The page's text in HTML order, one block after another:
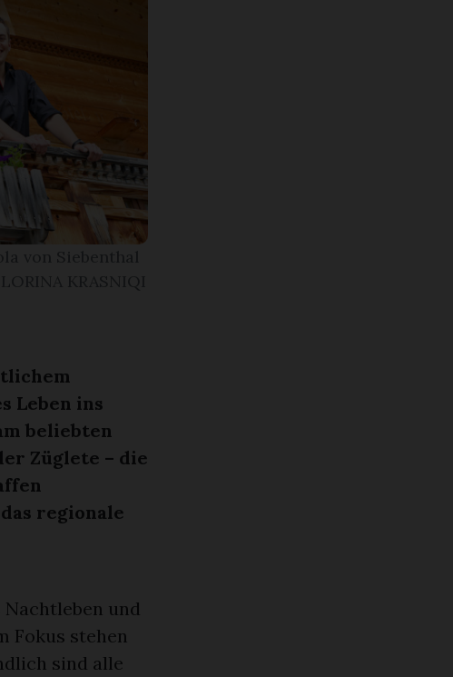
Leben ins
beliebten
Züglete – die
regionale
und
Fokus stehen
sind alle